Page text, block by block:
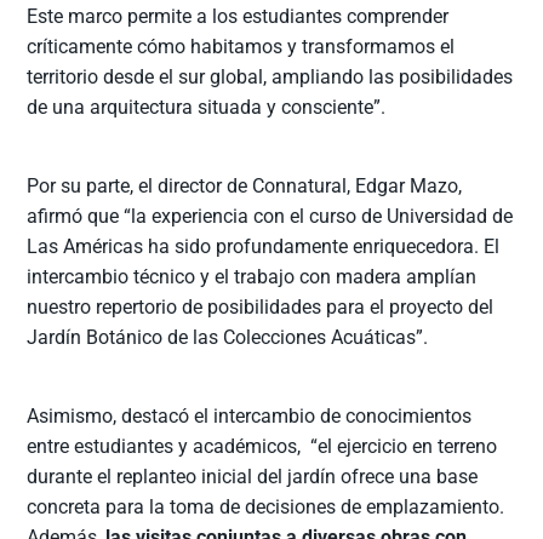
Este marco permite a los estudiantes comprender
críticamente cómo habitamos y transformamos el
territorio desde el sur global, ampliando las posibilidades
de una arquitectura situada y consciente”.
Por su parte, el director de Connatural, Edgar Mazo,
afirmó que “la experiencia con el curso de Universidad de
Las Américas ha sido profundamente enriquecedora. El
intercambio técnico y el trabajo con madera amplían
nuestro repertorio de posibilidades para el proyecto del
Jardín Botánico de las Colecciones Acuáticas”.
Asimismo, destacó el intercambio de conocimientos
entre estudiantes y académicos, “el ejercicio en terreno
durante el replanteo inicial del jardín ofrece una base
concreta para la toma de decisiones de emplazamiento.